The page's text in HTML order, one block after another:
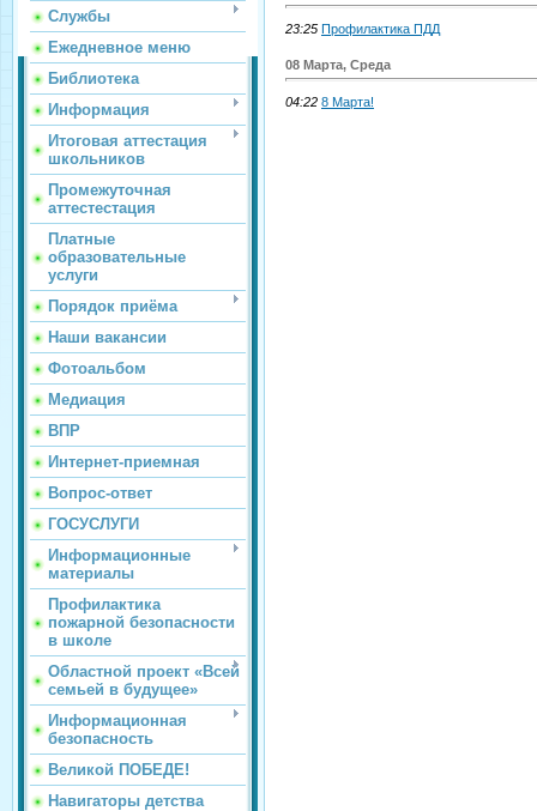
Службы
Ежедневное меню
Библиотека
Информация
Итоговая аттестация
школьников
Промежуточная
аттестестация
Платные
образовательные
услуги
Порядок приёма
Наши вакансии
Фотоальбом
Медиация
ВПР
Интернет-приемная
Вопрос-ответ
ГОСУСЛУГИ
Информационные
материалы
Профилактика
пожарной безопасности
в школе
Областной проект «Всей
семьей в будущее»
Информационная
безопасность
Великой ПОБЕДЕ!
Навигаторы детства
23:25 Профилактика ПДД
08 Марта, Среда
04:22 8 Марта!